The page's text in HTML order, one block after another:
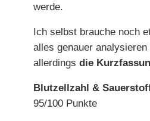
werde.
Ich selbst brauche noch
alles genauer
allerdings die
Blutzellzahl &
95/100 Punkte